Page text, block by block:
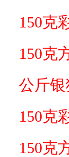
150克
150克
公斤银
150克
150克